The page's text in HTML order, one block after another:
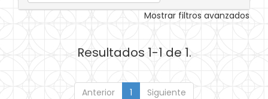
Mostrar filtros avanzados
Resultados 1-1 de 1.
Anterior 1 Siguiente